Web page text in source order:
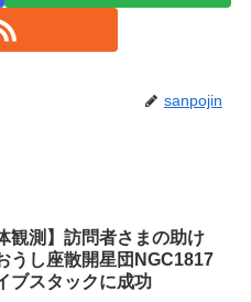
sanpojin
観測】訪問者さまの助け
うし座散開星団NGC1817
ブスタックに成功